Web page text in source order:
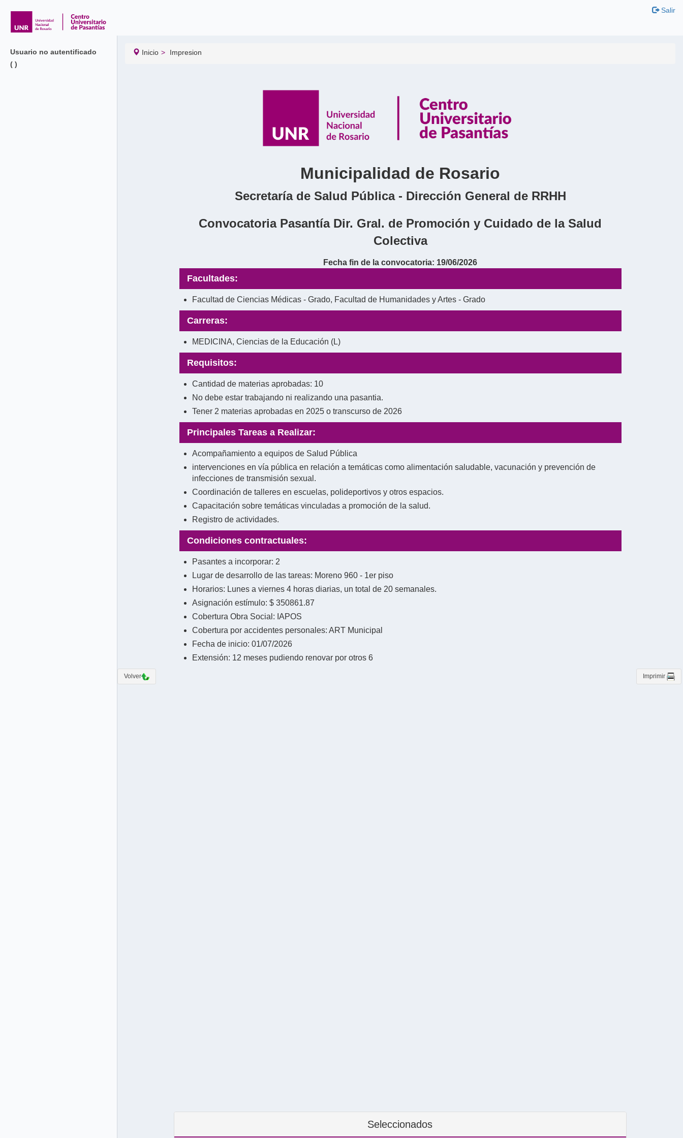
Salir
Usuario no autentificado
( )
Inicio Impresion
Municipalidad de Rosario
Secretaría de Salud Pública - Dirección General de RRHH
Convocatoria Pasantía Dir. Gral. de Promoción y Cuidado de la Salud
Colectiva
Fecha fin de la convocatoria: 19/06/2026
Facultades:
Facultad de Ciencias Médicas - Grado, Facultad de Humanidades y Artes - Grado
Carreras:
MEDICINA, Ciencias de la Educación (L)
Requisitos:
Cantidad de materias aprobadas: 10
No debe estar trabajando ni realizando una pasantia.
Tener 2 materias aprobadas en 2025 o transcurso de 2026
Principales Tareas a Realizar:
Acompañamiento a equipos de Salud Pública
intervenciones en vía pública en relación a temáticas como alimentación saludable, vacunación y prevención de
infecciones de transmisión sexual.
Coordinación de talleres en escuelas, polideportivos y otros espacios.
Capacitación sobre temáticas vinculadas a promoción de la salud.
Registro de actividades.
Condiciones contractuales:
Pasantes a incorporar: 2
Lugar de desarrollo de las tareas: Moreno 960 - 1er piso
Horarios: Lunes a viernes 4 horas diarias, un total de 20 semanales.
Asignación estímulo: $ 350861.87
Cobertura Obra Social: IAPOS
Cobertura por accidentes personales: ART Municipal
Fecha de inicio: 01/07/2026
Extensión: 12 meses pudiendo renovar por otros 6
Volver Imprimir
Seleccionados